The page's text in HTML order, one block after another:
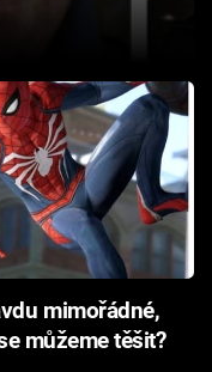
mimořádné,
můžeme těšit?